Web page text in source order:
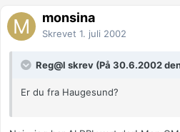
monsina
Skrevet 1. juli 2002
Reg@l skrev (På 30.6.2002
Er du fra Haugesund?